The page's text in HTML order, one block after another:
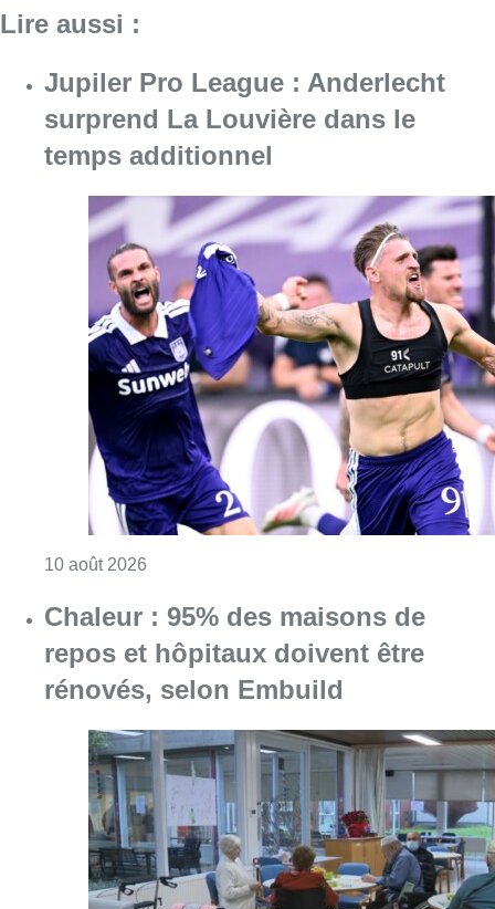
10 août 2026Consulter l'article "Jupiler Pro League :
Chaleur : 95% des maisons de
repos et hôpitaux doivent être
rénovés, selon Embuild
10 août 2026Consulter l'article "Chaleur : 95% des
La 718e plantation du Meyboom
célébrée sous les vivats à Bruxelles